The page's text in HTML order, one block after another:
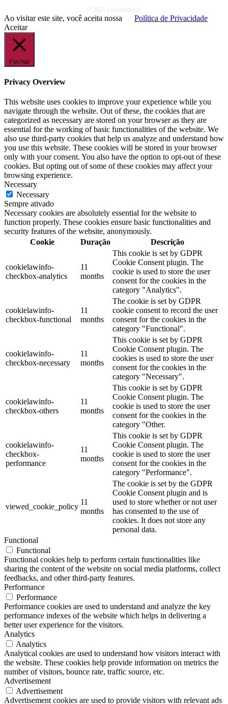
© 2021 Lexxa Internet
Ao visitar este site, você aceita nossa
Política de Privacidade
Aceitar
Fechar
Privacy Overview
This website uses cookies to improve your experience while you
navigate through the website. Out of these, the cookies that are
categorized as necessary are stored on your browser as they are
essential for the working of basic functionalities of the website. We
also use third-party cookies that help us analyze and understand how
you use this website. These cookies will be stored in your browser
only with your consent. You also have the option to opt-out of these
cookies. But opting out of some of these cookies may affect your
browsing experience.
Necessary
Necessary
Sempre ativado
Necessary cookies are absolutely essential for the website to
function properly. These cookies ensure basic functionalities and
security features of the website, anonymously.
Cookie
Duração Descrição
cookielawinfo-
checkbox-analytics
11
months
This cookie is set by GDPR
Cookie Consent plugin. The
cookie is used to store the user
consent for the cookies in the
category "Analytics".
cookielawinfo-
checkbox-functional
11
months
The cookie is set by GDPR
cookie consent to record the user
consent for the cookies in the
category "Functional".
cookielawinfo-
checkbox-necessary
11
months
This cookie is set by GDPR
Cookie Consent plugin. The
cookies is used to store the user
consent for the cookies in the
category "Necessary".
cookielawinfo-
checkbox-others
11
months
This cookie is set by GDPR
Cookie Consent plugin. The
cookie is used to store the user
consent for the cookies in the
category "Other.
cookielawinfo-
checkbox-
performance
11
months
This cookie is set by GDPR
Cookie Consent plugin. The
cookie is used to store the user
consent for the cookies in the
category "Performance".
viewed_cookie_policy
11
months
The cookie is set by the GDPR
Cookie Consent plugin and is
used to store whether or not user
has consented to the use of
cookies. It does not store any
personal data.
Functional
Functional
Functional cookies help to perform certain functionalities like
sharing the content of the website on social media platforms, collect
feedbacks, and other third-party features.
Performance
Performance
Performance cookies are used to understand and analyze the key
performance indexes of the website which helps in delivering a
better user experience for the visitors.
Analytics
Analytics
Analytical cookies are used to understand how visitors interact with
the website. These cookies help provide information on metrics the
number of visitors, bounce rate, traffic source, etc.
Advertisement
Advertisement
Advertisement cookies are used to provide visitors with relevant ads